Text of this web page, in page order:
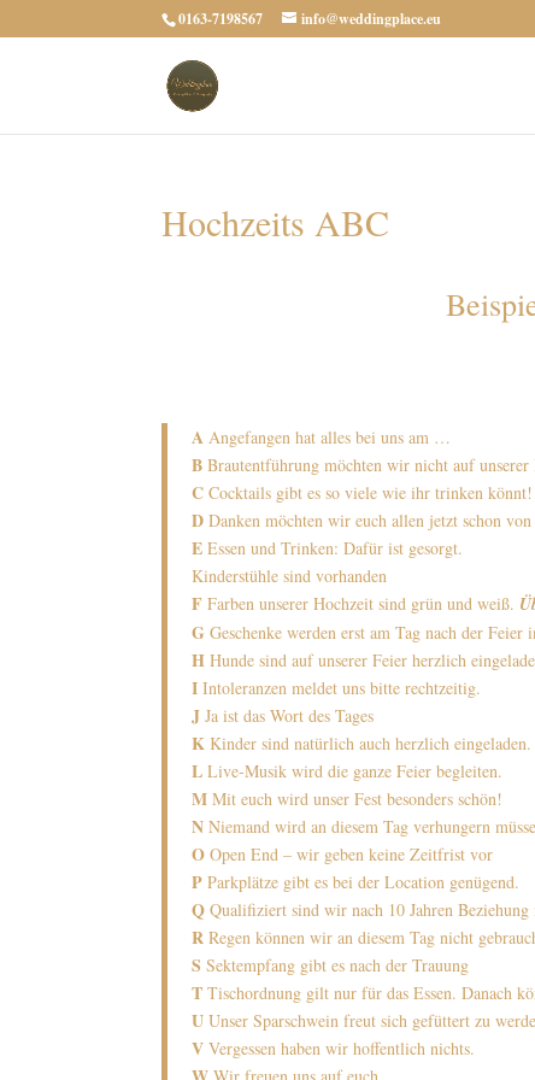
0163-7198567 info@weddingplace.eu
Hochzeits ABC
A Angefangen hat alles bei uns am …
B Brautentführung möchten wir nicht auf unserer
C Cocktails gibt es so viele wie ihr trinken könnt!
D Danken möchten wir euch allen jetzt schon
EEssen und Trinken: Dafür ist gesorgt.
Kinderstühle sind vorhanden
F Farben unserer Hochzeit sind grün und weiß.
G Geschenke werden erst am Tag nach der
H Hunde sind auf unserer Feier herzlich
I Intoleranzen meldet uns bitte rechtzeitig.
J Ja ist das Wort des Tages
K Kinder sind natürlich auch herzlich
L Live-Musik wird die ganze Feier begleiten.
M Mit euch wird unser Fest besonders schön!
N Niemand wird an diesem Tag verhungern
O Open End – wir geben keine Zeitfrist vor
P Parkplätze gibt es bei der Location genügend.
Q Qualifiziert sind wir nach 10 Jahren
R Regen können wir an diesem Tag nicht
SSektempfang gibt es nach der Trauung
T Tischordnung gilt nur für das Essen. Danach
U Unser Sparschwein freut sich gefüttert zu
V Vergessen haben wir hoffentlich nichts.